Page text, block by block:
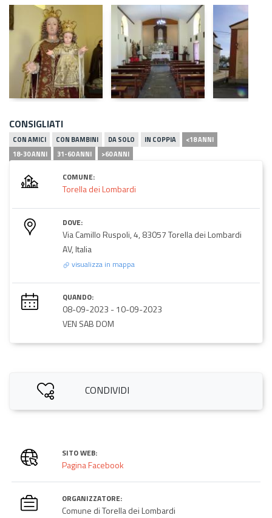
CONSIGLIATI
CON AMICI CON BAMBINI DA SOLO IN COPPIA
<18 ANNI
18-30 ANNI
31-60 ANNI >60 ANNI
COMUNE:
Torella dei Lombardi
DOVE:
Via Camillo Ruspoli, 4, 83057 Torella dei Lombardi
AV, Italia
visualizza in mappa
QUANDO:
08-09-2023 -10-09-2023
VEN SAB DOM
CONDIVIDI
SITO WEB:
Pagina Facebook
ORGANIZZATORE:
Comune di Torella dei Lombardi